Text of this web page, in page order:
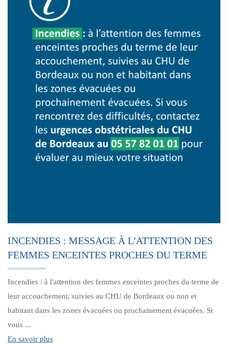
INCENDIES : MESSAGE À L'ATTENTION DES
FEMMES ENCEINTES PROCHES DU TERME
Incendies : à l'attention des femmes enceintes proches du terme de
leur accouchement, suivies au CHU de Bordeaux ou non et
habitant dans les zones évacuées ou prochainement évacuées. Si
vous ...
En savoir plus